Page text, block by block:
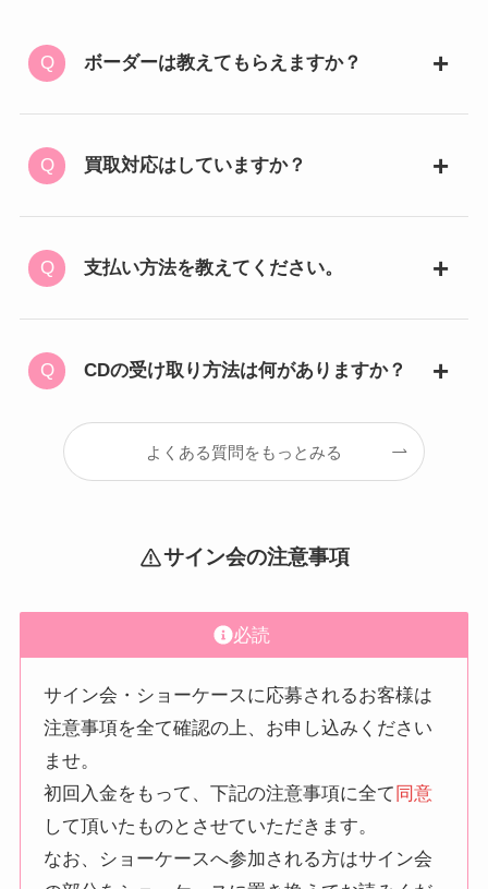
ボーダーは教えてもらえますか？
買取対応はしていますか？
支払い方法を教えてください。
CDの受け取り方法は何がありますか？
よくある質問をもっとみる
サイン会の注意事項
必読
サイン会・ショーケースに応募されるお客様は
注意事項を全て確認の上、お申し込みください
ませ。
初回入金をもって、下記の注意事項に全て 同意
して頂いたものとさせていただきます。
なお、ショーケースへ参加される方はサイン会